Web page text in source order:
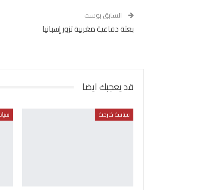
السابق بوست
بعثة دفاعية مغربية تزور إسبانيا
قد يعجبك ايضا
سياسة خارجية